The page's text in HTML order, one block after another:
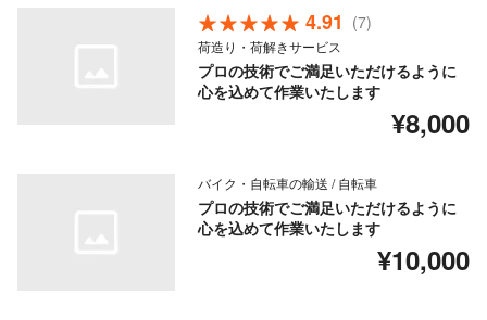
4.91 (7)
荷造り・荷解きサービス
プロの技術でご満足いただけるように
心を込めて作業いたします
¥8,000
バイク・自転車の輸送 / 自転車
プロの技術でご満足いただけるように
心を込めて作業いたします
¥10,000